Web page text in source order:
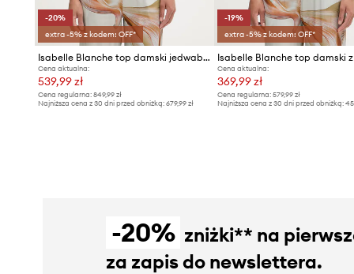
-20%
extra -5% z kodem: OFF*
Isabelle Blanche top damski jedwabny
Cena aktualna:
539,99 zł
Cena regularna: 849,99 zł
Najniższa cena z 30 dni przed obniżką: 679,99 zł
-19%
extra -5% z kodem: OFF*
Cena aktualna:
369,99 zł
Cena regularna:579,99 zł
Najniższa cena z 30 dni przed obniżką:
-20% zniżki** na
za zapis do newslettera.